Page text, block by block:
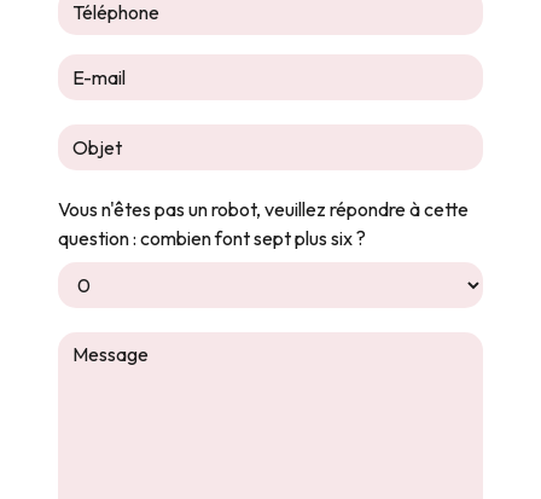
Vous n'êtes pas un robot, veuillez répondre à cette
question : combien font sept plus six ?